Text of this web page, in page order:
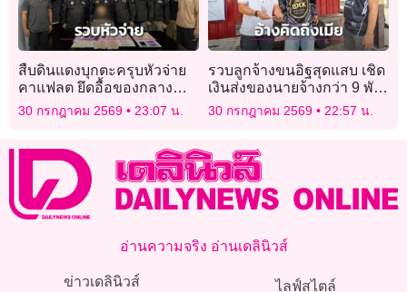
สืบดินแดงบุกตะครุบหัวจ่าย
คาแฟลต ยึดอื้อของกลาง
ยาบ้า-เงินสด
30 กรกฎาคม 2569 23:07 น.
รวบลูกจ้างขนอิฐสุดแสบ เชิด
เงินส่งของนายจ้างกว่า 9 พัน
บาท อ้างคิดถึงเมีย
30 กรกฎาคม 2569 22:57 น.
อ่านความจริง อ่านเดลินิวส์
ข่าวเดลินิวส์
ไลฟ์สไตล์